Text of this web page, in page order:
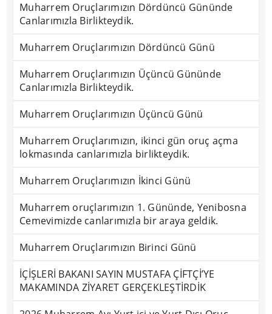
Muharrem Oruçlarımızın Dördüncü Gününde
Canlarımızla Birlikteydik.
Muharrem Oruçlarımızın Dördüncü Günü
Muharrem Oruçlarımızın Üçüncü Gününde
Canlarımızla Birlikteydik.
Muharrem Oruçlarımızın Üçüncü Günü
Muharrem Oruçlarımızın, ikinci gün oruç açma
lokmasında canlarımızla birlikteydik.
Muharrem Oruçlarımızın İkinci Günü
Muharrem oruçlarımızın 1. Gününde, Yenibosna
Cemevimizde canlarımızla bir araya geldik.
Muharrem Oruçlarımızın Birinci Günü
İÇİŞLERİ BAKANI SAYIN MUSTAFA ÇİFTÇİ’YE
MAKAMINDA ZİYARET GERÇEKLEŞTİRDİK